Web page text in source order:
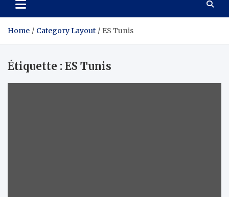
Home Category Layout ES Tunis
Étiquette : ES Tunis